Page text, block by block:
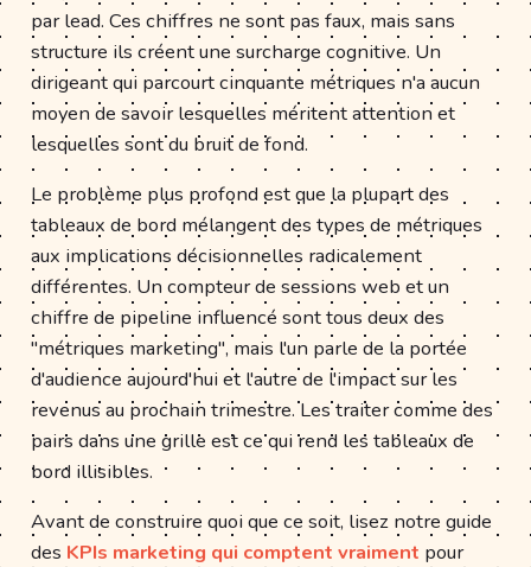
par lead. Ces chiffres ne sont pas faux, mais sans
structure ils créent une surcharge cognitive. Un
dirigeant qui parcourt cinquante métriques n'a aucun
moyen de savoir lesquelles méritent attention et
lesquelles sont du bruit de fond.
Le problème plus profond est que la plupart des
tableaux de bord mélangent des types de métriques
aux implications décisionnelles radicalement
différentes. Un compteur de sessions web et un
chiffre de pipeline influencé sont tous deux des
"métriques marketing", mais l'un parle de la portée
d'audience aujourd'hui et l'autre de l'impact sur les
revenus au prochain trimestre. Les traiter comme des
pairs dans une grille est ce qui rend les tableaux de
bord illisibles.
Avant de construire quoi que ce soit, lisez notre guide
des KPIs marketing qui comptent vraiment pour